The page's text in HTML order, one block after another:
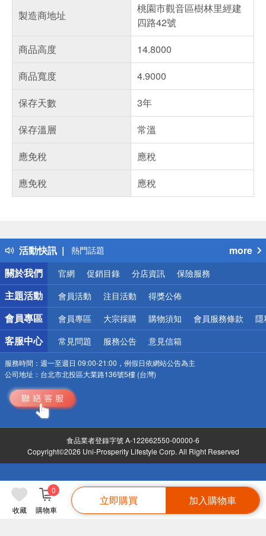
收藏 購物車
0
立即購買 加入購物車
製造商地址
桃園市觀音區樹林里經建
四路42號
商品高度
14.8000
商品寬度
4.9000
保存天數
3年
保存溫層
常溫
應免稅
應稅
應免稅
應稅
活動快訊
得獎公告
熱門話題
銀行優惠
偏遠地區配送
詐騙網頁！請小心！
more
關於我們
官網 促銷目錄 分店資訊 保險服務
主題活動 會員活動 注目活動 得獎公佈
會員專區 會員專區 大宗採購 購物須知 會員服務條款 隱
客服中心 常見問題 服務公告 意見信箱
服務時間： 週一至週日 09:00-21:00，例假日依網站公告為主
公司地址： 台北市北投區大業路136號5樓 (台灣)
食品業者登錄字號 A-122662550-00000-6
Copyright©2026 Uni-Prosperity Lifestyle Corp. All Right Reserved